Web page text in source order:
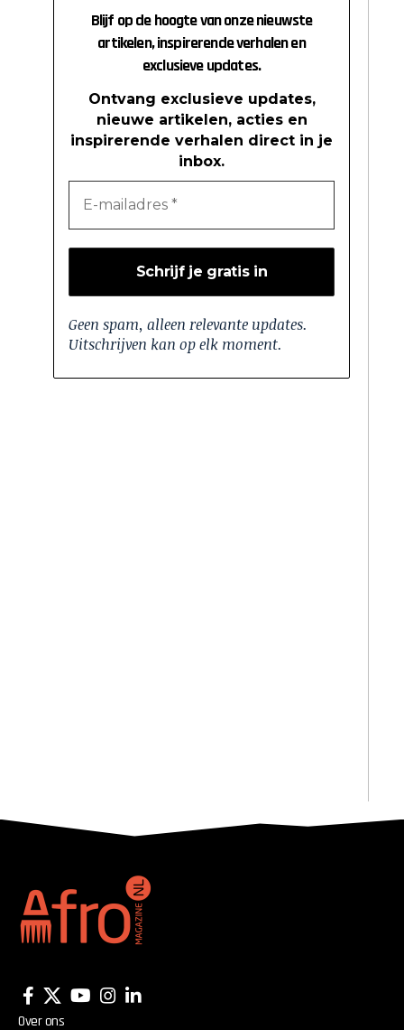
Blijf op de hoogte van onze nieuwste
artikelen, inspirerende verhalen en
exclusieve updates.
Ontvang exclusieve updates,
nieuwe artikelen, acties en
inspirerende verhalen direct in je
inbox.
Geen spam, alleen relevante updates.
Uitschrijven kan op elk moment.
Over ons